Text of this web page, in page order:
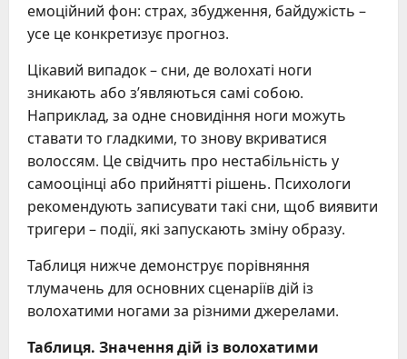
емоційний фон: страх, збудження, байдужість –
усе це конкретизує прогноз.
Цікавий випадок – сни, де волохаті ноги
зникають або з’являються самі собою.
Наприклад, за одне сновидіння ноги можуть
ставати то гладкими, то знову вкриватися
волоссям. Це свідчить про нестабільність у
самооцінці або прийнятті рішень. Психологи
рекомендують записувати такі сни, щоб виявити
тригери – події, які запускають зміну образу.
Таблиця нижче демонструє порівняння
тлумачень для основних сценаріїв дій із
волохатими ногами за різними джерелами.
Таблиця. Значення дій із волохатими